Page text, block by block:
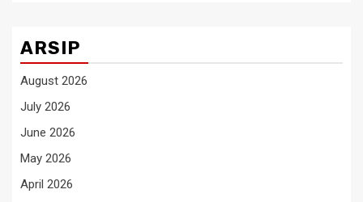
ARSIP
August 2026
July 2026
June 2026
May 2026
April 2026